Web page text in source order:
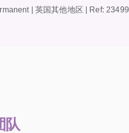
| 英国其他地区 | Ref: 23499
队